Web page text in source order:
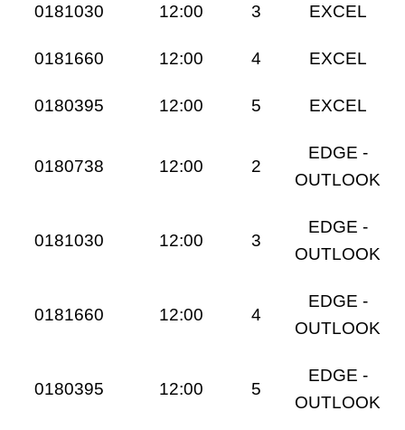
0181030 12:00 3 EXCEL
0181660 12:00 4 EXCEL
0180395 12:00 5 EXCEL
0180738 12:00 2
EDGE -
OUTLOOK
0181030 12:00 3
EDGE -
OUTLOOK
0181660 12:00 4
EDGE -
OUTLOOK
0180395 12:00 5
EDGE -
OUTLOOK